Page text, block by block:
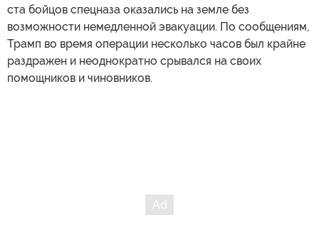
ста бойцов спецназа оказались на земле без
возможности немедленной эвакуации. По сообщениям,
Трамп во время операции несколько часов был крайне
раздражен и неоднократно срывался на своих
помощников и чиновников.